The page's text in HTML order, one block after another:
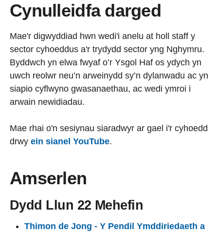
Cynulleidfa darged
Mae'r digwyddiad hwn wedi'i anelu at holl staff y
sector cyhoeddus a'r trydydd sector yng Nghymru.
Byddwch yn elwa fwyaf o’r Ysgol Haf os ydych yn
uwch reolwr neu’n arweinydd sy’n dylanwadu ac yn
siapio cyflwyno gwasanaethau, ac wedi ymroi i
arwain newidiadau.
Mae rhai o'n sesiynau siaradwyr ar gael i'r cyhoedd
drwy ein sianel YouTube.
Amserlen
Dydd Llun 22 Mehefin
Thimon de Jong - Y Pendil Ymddiriedaeth a